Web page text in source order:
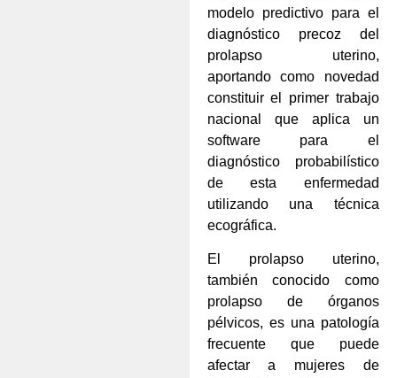
modelo predictivo para el
diagnóstico precoz del
prolapso uterino,
aportando como novedad
constituir el primer trabajo
nacional que aplica un
software para el
diagnóstico probabilístico
de esta enfermedad
utilizando una técnica
ecográfica.
El prolapso uterino,
también conocido como
prolapso de órganos
pélvicos, es una patología
frecuente que puede
afectar a mujeres de